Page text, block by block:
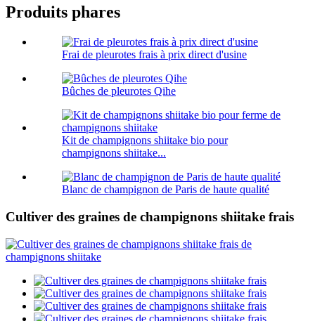
Produits phares
Frai de pleurotes frais à prix direct d'usine
Bûches de pleurotes Qihe
Kit de champignons shiitake bio pour
champignons shiitake...
Blanc de champignon de Paris de haute qualité
Cultiver des graines de champignons shiitake frais